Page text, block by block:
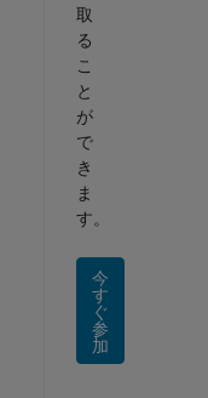
取
る
こ
と
が
で
き
ま
す。
今
す
ぐ
参
加